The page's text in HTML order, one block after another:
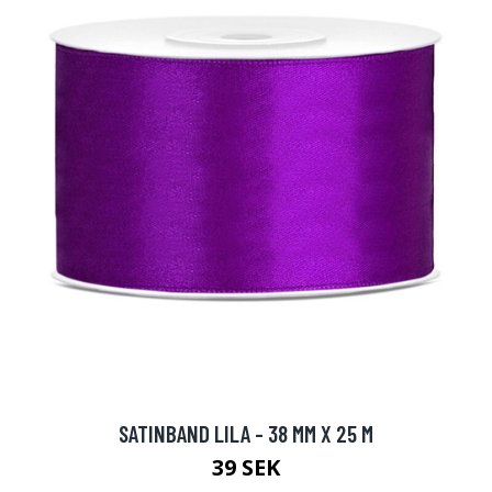
SATINBAND LILA - 38 MM X 25 M
39 SEK